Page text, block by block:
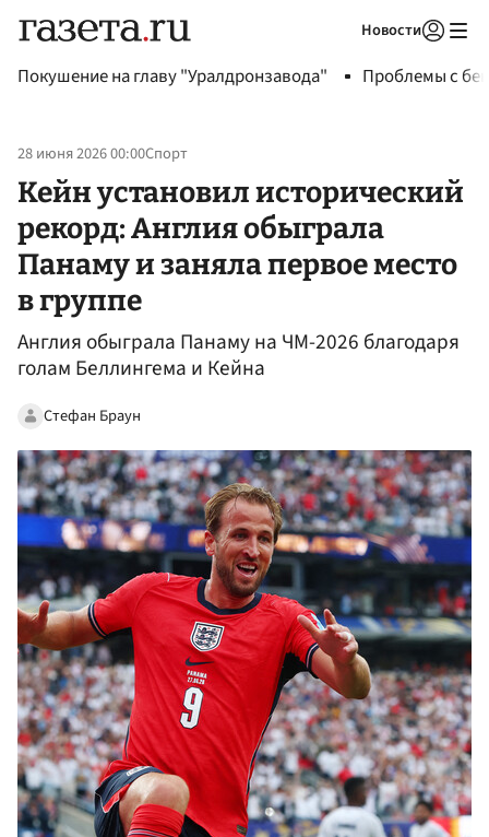
Новости
Покушение на главу "Уралдронзавода" Проблемы с
28 июня 2026 00:00Спорт
Кейн установил исторический
рекорд: Англия обыграла
Панаму и заняла первое место
в группе
Англия обыграла Панаму на ЧМ-2026 благодаря
голам Беллингема и Кейна
Стефан Браун